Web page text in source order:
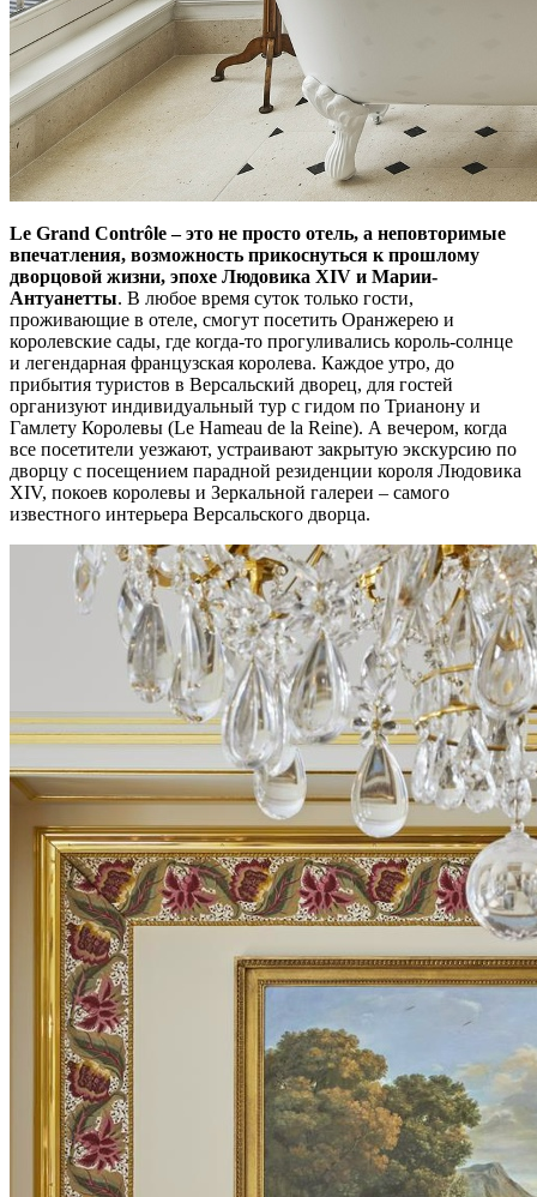
Le Grand Contrôle – это не просто отель, а неповторимые
впечатления, возможность прикоснуться к прошлому
дворцовой жизни, эпохе Людовика XIV и Марии-
Антуанетты. В любое время суток только гости,
проживающие в отеле, смогут посетить Оранжерею и
королевские сады, где когда-то прогуливались король-солнце
и легендарная французская королева. Каждое утро, до
прибытия туристов в Версальский дворец, для гостей
организуют индивидуальный тур с гидом по Трианону и
Гамлету Королевы (Le Hameau de la Reine). А вечером, когда
все посетители уезжают, устраивают закрытую экскурсию по
дворцу с посещением парадной резиденции короля Людовика
XIV, покоев королевы и Зеркальной галереи – самого
известного интерьера Версальского дворца.